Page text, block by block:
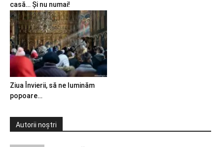
casă… Și nu numai!
Ziua Învierii, să ne luminăm
popoare…
Autorii noștri